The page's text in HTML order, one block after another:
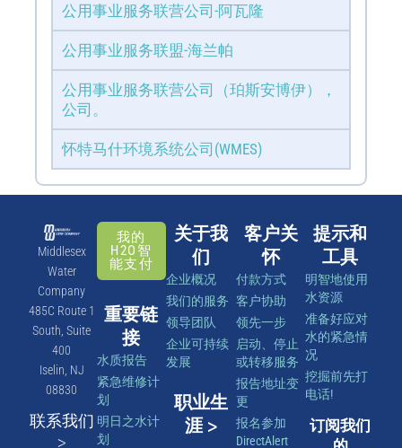
公用事业服务联营公司-阿瓦隆
公用事业服务联盟-海兰帕
公用事业服务联营公司（珀斯安博伊），
公司。
怀特马什环境系统公司(WMES)
Middlesex
Water
Company
485C Route 1
South, Suite
400
Iselin, NJ
08830
联系我们
>
我的
H2O智
能支付
重要链
接
水质报告
紧急维修计
划
明日之水计
划
关于我
们
企业概况
我们的服务
领导团队
企业可持续
发展
职业生
涯 >
客户关
怀
付款方式
客户协助
领先一步
启动、停止
或转移服务
报告地址变
更
报名参加
DirectAlert
提示和
工具
明智地使用
水资源
准备好应对
水的紧急情
况
挖掘前先打
电话!
订阅我们